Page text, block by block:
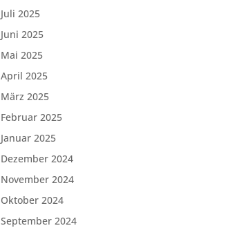
Juli 2025
Juni 2025
Mai 2025
April 2025
März 2025
Februar 2025
Januar 2025
Dezember 2024
November 2024
Oktober 2024
September 2024